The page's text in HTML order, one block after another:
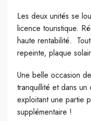
Les deux unités se
licence touristique.
haute rentabilité.
repeinte, plaque
Une belle occasion
tranquillité et dans
exploitant une partie
supplémentaire !